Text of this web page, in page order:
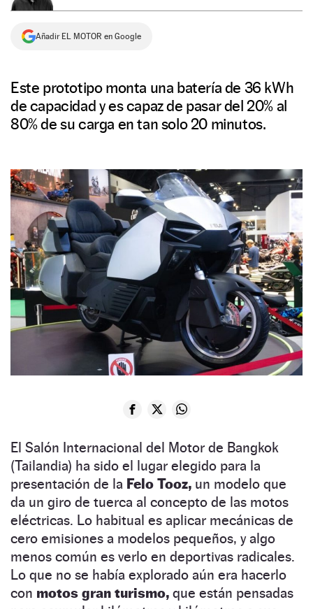
Añadir EL MOTOR en Google
Este prototipo monta una batería de 36 kWh
de capacidad y es capaz de pasar del 20% al
80% de su carga en tan solo 20 minutos.
El Salón Internacional del Motor de Bangkok
(Tailandia) ha sido el lugar elegido para la
presentación de la Felo Tooz, un modelo que
da un giro de tuerca al concepto de las motos
eléctricas. Lo habitual es aplicar mecánicas de
cero emisiones a modelos pequeños, y algo
menos común es verlo en deportivas radicales.
Lo que no se había explorado aún era hacerlo
con motos gran turismo, que están pensadas